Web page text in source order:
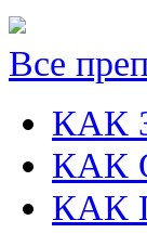
Все
КАК
КАК
КАК